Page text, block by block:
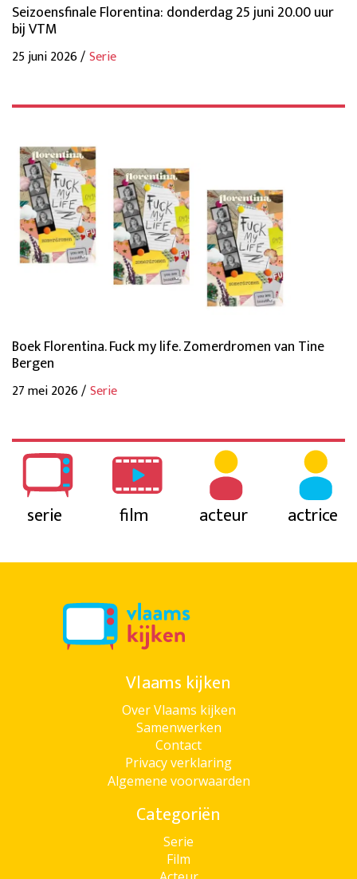
Seizoensfinale Florentina: donderdag 25 juni 20.00 uur
bij VTM
25 juni 2026 /Serie
Boek Florentina. Fuck my life. Zomerdromen van Tine
Bergen
27 mei 2026 /Serie
serie film acteur actrice
Vlaams kijken
Over Vlaams kijken
Samenwerken
Contact
Privacy verklaring
Algemene voorwaarden
Categoriën
Serie
Film